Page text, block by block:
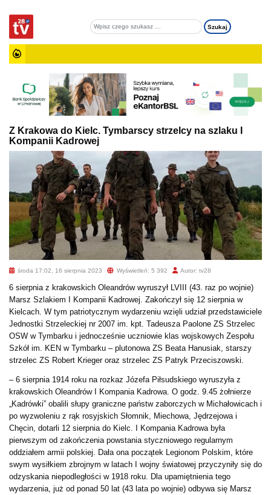
Z Krakowa do Kielc. Tymbarscy strzelcy na szlaku I
Kompanii Kadrowej
środa 17:02, 16 sierpnia 2023 Wyświetleń: 5 392 Autor: tv28
6 sierpnia z krakowskich Oleandrów wyruszył LVIII (43. raz po wojnie)
Marsz Szlakiem I Kompanii Kadrowej. Zakończył się 12 sierpnia w
Kielcach. W tym patriotycznym wydarzeniu wzięli udział przedstawiciele
Jednostki Strzeleckiej nr 2007 im. kpt. Tadeusza Paolone ZS Strzelec
OSW w Tymbarku i jednocześnie uczniowie klas wojskowych Zespołu
Szkół im. KEN w Tymbarku – plutonowa ZS Beata Hanusiak, starszy
strzelec ZS Robert Krieger oraz strzelec ZS Patryk Przeciszowski.
– 6 sierpnia 1914 roku na rozkaz Józefa Piłsudskiego wyruszyła z
krakowskich Oleandrów I Kompania Kadrowa. O godz. 9.45 żołnierze
„Kadrówki” obalili słupy graniczne państw zaborczych w Michałowicach i
po wyzwoleniu z rąk rosyjskich Słomnik, Miechowa, Jędrzejowa i
Chęcin, dotarli 12 sierpnia do Kielc. I Kompania Kadrowa była
pierwszym od zakończenia powstania styczniowego regularnym
oddziałem armii polskiej. Dała ona początek Legionom Polskim, które
swym wysiłkiem zbrojnym w latach I wojny światowej przyczyniły się do
odzyskania niepodległości w 1918 roku. Dla upamiętnienia tego
wydarzenia, już od ponad 50 lat (43 lata po wojnie) odbywa się Marsz